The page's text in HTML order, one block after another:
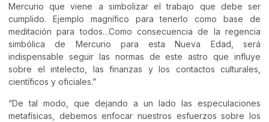
Mercurio que viene a simbolizar el trabajo que debe ser
cumplido. Ejemplo magnífico para tenerlo como base de
meditación para todos…Como consecuencia de la regencia
simbólica de Mercurio para esta Nueva Edad, será
indispensable seguir las normas de este astro que influye
sobre el intelecto, las finanzas y los contactos culturales,
científicos y oficiales.”
“De tal modo, que dejando a un lado las especulaciones
metafísicas, debemos enfocar nuestros esfuerzos sobre los